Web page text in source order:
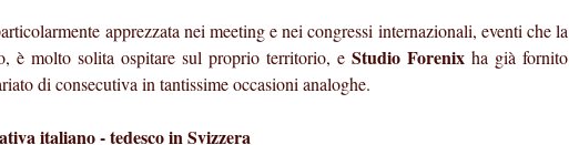
apprezzata nei meeting e nei congressi internazionali, eventi che la
è molto solita ospitare sul proprio territorio, e Studio Forenix ha già fornito
di consecutiva in tantissime occasioni analoghe.
italiano - tedesco in Svizzera